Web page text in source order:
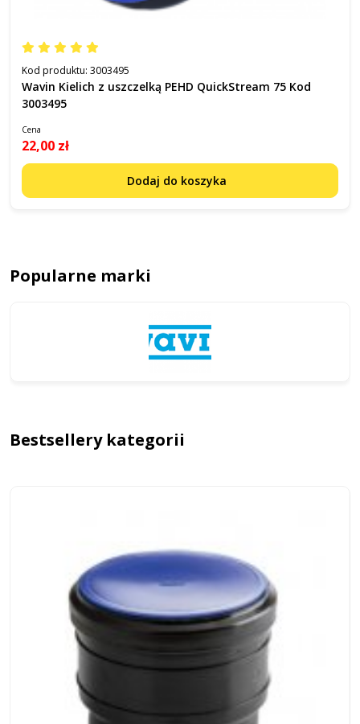
Kod produktu: 3003495
Wavin Kielich z uszczelką PEHD QuickStream 75 Kod
3003495
Cena
22,00 zł
Dodaj do koszyka
Popularne marki
Bestsellery kategorii